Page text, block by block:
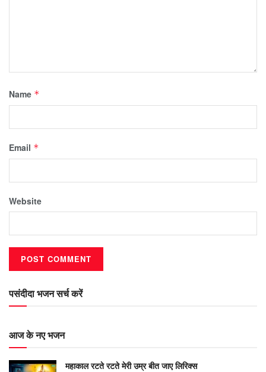
Name *
Email *
Website
पसंदीदा भजन सर्च करें
आज के नए भजन
महाकाल रटते रटते मेरी उम्र बीत जाए लिरिक्स